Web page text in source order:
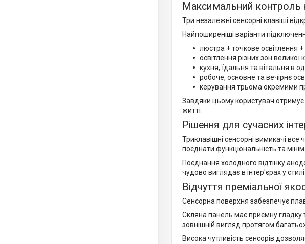
Максимальний контроль
Три незалежні сенсорні клавіші
Найпоширеніші варіанти
люстра + точкове освітлення +
освітлення різних зон великої
кухня, їдальня та вітальня в
робоче, основне та вечірнє
керування трьома окремими
Завдяки цьому користувач
житті.
Рішення для сучасних
Триклавішні сенсорні вимикачі
поєднати функціональність та
Поєднання холодного відтінку
чудово виглядає в інтер'єрах у
Відчуття преміальної
Сенсорна поверхня забезпечує
Скляна панель має приємну гладку
зовнішній вигляд протягом багатьох
Висока чутливість сенсорів